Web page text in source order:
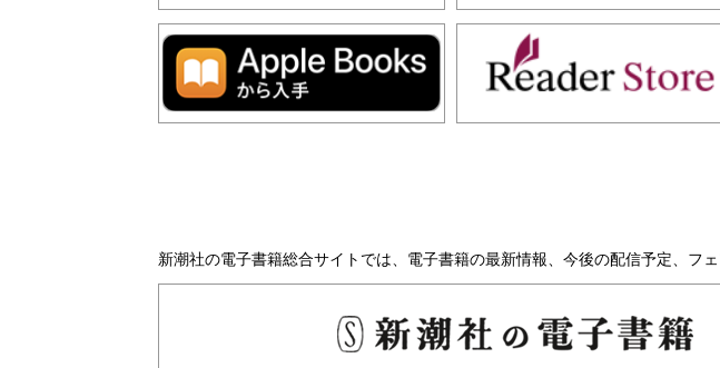
新潮社の電子書籍総合サイトでは、電子書籍の最新情報、今後の配信予定、フ